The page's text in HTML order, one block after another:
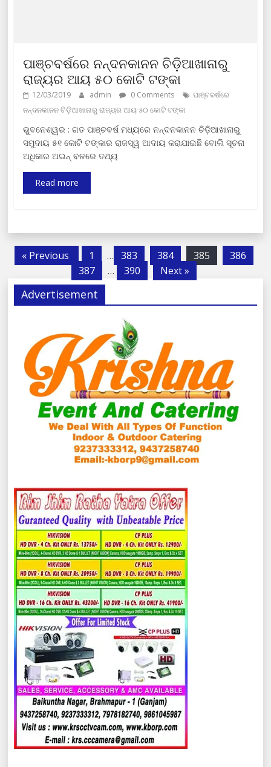
ପାଞ୍ଚବର୍ଷରେ ନନ୍ଦନକାନନ ଚିଡ଼ିଆଖାନାରୁ
ରାଜ୍ୟର ଆୟ ୫୦ କୋଟି ଟଙ୍କା
12/03/2019 admin 0 Comments
ପାଞ୍ଚବର୍ଷରେ
ନନ୍ଦନକାନନ ଚିଡ଼ିଆଖାନାରୁ ରାଜ୍ୟର ଆୟ ୫୦ କୋଟି ଟଙ୍କା
ଭୁବନେଶ୍ୱର : ଗତ ପାଞ୍ଚବର୍ଷ ମଧ୍ୟରେ ନନ୍ଦନକାନନ ଚିଡ଼ିଆଖାନାରୁ
ସମୁଦାୟ ୫୧ କୋଟି ଟଙ୍କାର ରାଜସ୍ୱ ଆଦାୟ କରାଯାଇଛି ବୋଲି ସୂଚନା
ଅଧିକାର ଅଇନ୍ ବଳରେ ତଥ୍ୟ
Read more
« Previous 1 … 383 384 385
386
387
… 390 Next »
Advertisement